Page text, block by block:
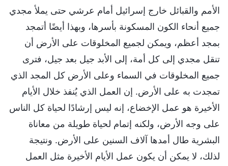
الأمم والقبائل خارج إسرائيل أمام عرشي حتى يملأ مجدي
جميع أنحاء الكون المسكونة بأسرها، وبهذا أيضًا أتمجد
بمجد أعظم، ويمكن لجميع المخلوقات على الأرض أن
تنقل مجدي إلى كل أمة، إلى الأبد جيل بعد جيل، فترى
جميع المخلوقات في السماء وعلى الأرض كل المجد الذي
تمجدت به على الأرض. إن العمل الذي يُنفذ خلال الأيام
الأخيرة هو عمل الإخضاع، إنه ليس إرشادًا لحياة كل الناس
على وجه الأرض، ولكنه إتمام لحياة طويلة من معاناة
البشرية طال أمدها آلاف السنين على الأرض. ونتيجة
لذلك، لا يمكن أن يكون عمل الأيام الأخيرة مثل العمل